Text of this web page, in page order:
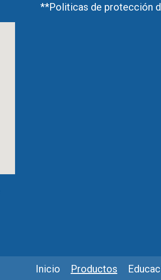
**Politicas de protección
Inicio Productos